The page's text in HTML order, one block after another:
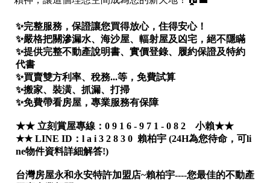
2房 3房
4房 5房以上
屋齡
不拘
5 年以下
5-10 年